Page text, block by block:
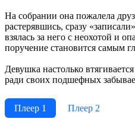
На собрании она пожалела
растерявшись, сразу
взялась за него с неохотой и
поручение становится самым
Девушка настолько
ради своих подшефных
Плеер 1
Плеер 2